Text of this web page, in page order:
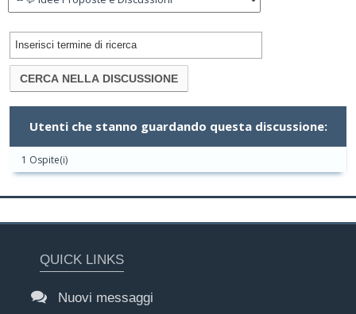
Utenti che stanno guardando questa discussione:
1 Ospite(i)
QUICK LINKS
Nuovi messaggi